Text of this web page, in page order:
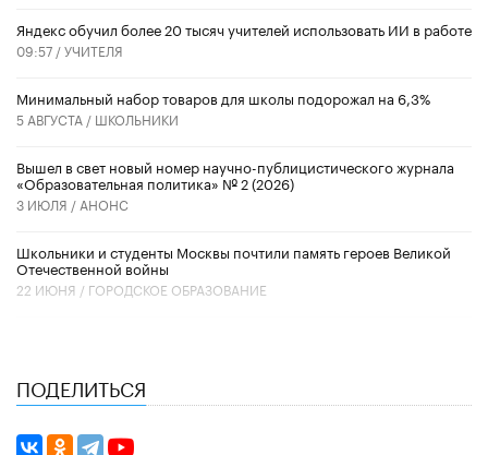
​Яндекс обучил более 20 тысяч учителей использовать ИИ в работе
09:57 /УЧИТЕЛЯ
Минимальный набор товаров для школы подорожал на 6,3%
5 АВГУСТА / ШКОЛЬНИКИ
Вышел в свет новый номер научно-публицистического журнала
«Образовательная политика» № 2 (2026)
3 ИЮЛЯ / АНОНС
Школьники и студенты Москвы почтили память героев Великой
Отечественной войны
22 ИЮНЯ / ГОРОДСКОЕ ОБРАЗОВАНИЕ
ПОДЕЛИТЬСЯ